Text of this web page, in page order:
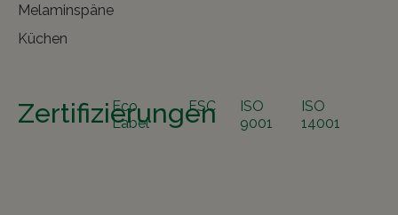
Melaminspäne
Küchen
Zertifizierungen
Eco
Label
FSC
ISO
9001
ISO
14001